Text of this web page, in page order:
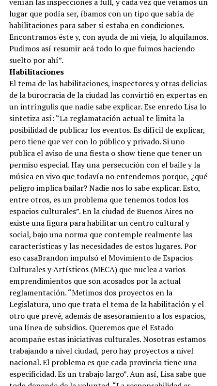
lugar que podía ser, íbamos con un tipo que sabía de
habilitaciones para saber si estaba en condiciones.
Encontramos éste y, con ayuda de mi vieja, lo alquilamos.
Pudimos así resumir acá todo lo que fuimos haciendo
suelto por ahí”.
Habilitaciones
El tema de las habilitaciones, inspectores y otras delicias
de la burocracia de la ciudad las convirtió en expertas en
un intríngulis que nadie sabe explicar. Ese enredo Lisa lo
sintetiza así: “La reglamatación actual te limita la
posibilidad de publicar los eventos. Es difícil de explicar,
pero tiene que ver con lo público y privado. Si uno
publica el aviso de una fiesta o show tiene que tener un
permiso especial. Hay una persecución con el baile y la
música en vivo que todavía no entendemos porque, ¿qué
peligro implica bailar? Nadie nos lo sabe explicar. Esto,
entre otros, es un problema que tenemos todos los
espacios culturales”. En la ciudad de Buenos Aires no
existe una figura para habilitar un centro cultural y
social, bajo una norma que contemple realmente las
características y las necesidades de estos lugares. Por
eso casaBrandon impulsó el Movimiento de Espacios
Culturales y Artísticos (MECA) que nuclea a varios
emprendimientos que son acosados por la actual
reglamentación. “Metimos dos proyectos en la
Legislatura, uno que trata el tema de la habilitación y el
otro que prevé, además de asesoramiento a los espacios,
una línea de subsidios. Queremos que el Estado
acompañe estas iniciativas culturales. Nosotras estamos
trabajando a nivel ciudad, pero hay proyectos a nivel
nacional. El problema es que cada provincia tiene una
especificidad. Es un trabajo largo”. Aun así, Lisa sabe que